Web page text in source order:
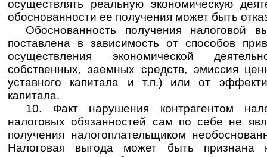
осуществлять реальную экономическую
обоснованности ее получения может быть
Обоснованность получения налоговой
поставлена в зависимость от способов
осуществления экономической
собственных, заемных средств, эмиссия
уставного капитала и т.п.) или от
капитала.
10. Факт нарушения контрагентом
налоговых обязанностей сам по себе не
получения налогоплательщиком
Налоговая выгода может быть признана